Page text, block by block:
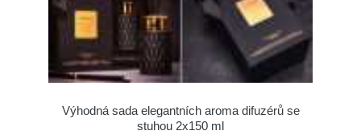
Výhodná sada elegantních aroma difuzérů se
stuhou 2x150 ml